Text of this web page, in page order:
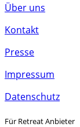
Über uns
Kontakt
Presse
Impressum
Datenschutz
Für Retreat Anbieter